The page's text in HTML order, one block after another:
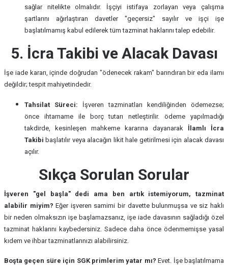
sağlar nitelikte olmalıdır. İşçiyi istifaya zorlayan veya çalışma
şartlarını ağırlaştıran davetler "geçersiz" sayılır ve işçi işe
başlatılmamış kabul edilerek tüm tazminat haklarını talep edebilir.
5. İcra Takibi ve Alacak Davası
İşe iade kararı, içinde doğrudan "ödenecek rakam" barındıran bir eda ilamı
değildir; tespit mahiyetindedir.
Tahsilat Süreci: İşveren tazminatları kendiliğinden ödemezse;
önce ihtarname ile borç tutarı netleştirilir. ödeme yapılmadığı
takdirde, kesinleşen mahkeme kararına dayanarak İlamlı İcra
Takibi başlatılır veya alacağın likit hale getirilmesi için alacak davası
açılır.
Sıkça Sorulan Sorular
İşveren "gel başla" dedi ama ben artık istemiyorum, tazminat
alabilir miyim? Eğer işveren samimi bir davette bulunmuşsa ve siz haklı
bir neden olmaksızın işe başlamazsanız, işe iade davasının sağladığı özel
tazminat haklarını kaybedersiniz. Sadece daha önce ödenmemişse yasal
kıdem ve ihbar tazminatlarınızı alabilirsiniz.
Boşta geçen süre için SGK primlerim yatar mı? Evet. İşe başlatılmama